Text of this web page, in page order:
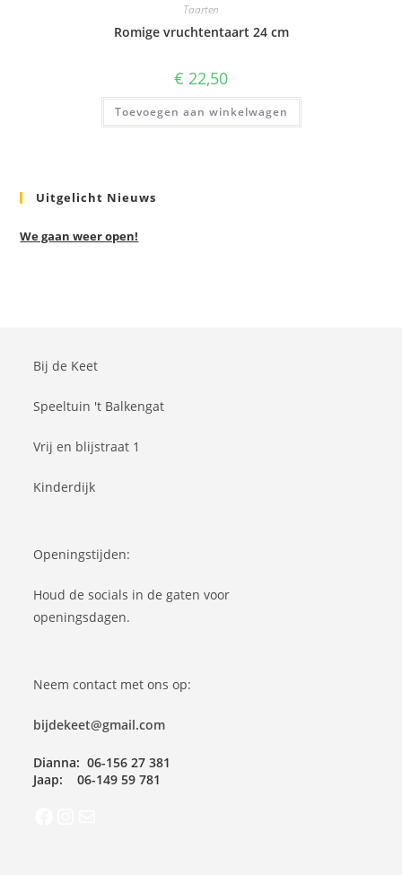
Taarten
Romige vruchtentaart 24 cm
€ 22,50
Toevoegen aan winkelwagen
Uitgelicht Nieuws
We gaan weer open!
Bij de Keet
Speeltuin 't Balkengat
Vrij en blijstraat 1
Kinderdijk
Openingstijden:
Houd de socials in de gaten voor
openingsdagen.
Neem contact met ons op:
bijdekeet@gmail.com
Dianna: 06-156 27 381
Jaap: 06-149 59 781